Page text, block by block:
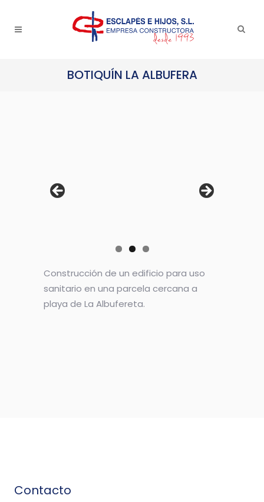
BOTIQUÍN LA ALBUFERA
Construcción de un edificio para uso
sanitario en una parcela cercana a
playa de La Albufereta.
Contacto